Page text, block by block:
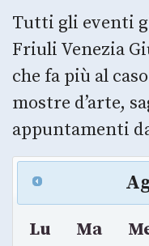
Tutti gli eventi
Friuli Venezia
che fa più al
mostre d’arte,
appuntamenti
Lu Ma